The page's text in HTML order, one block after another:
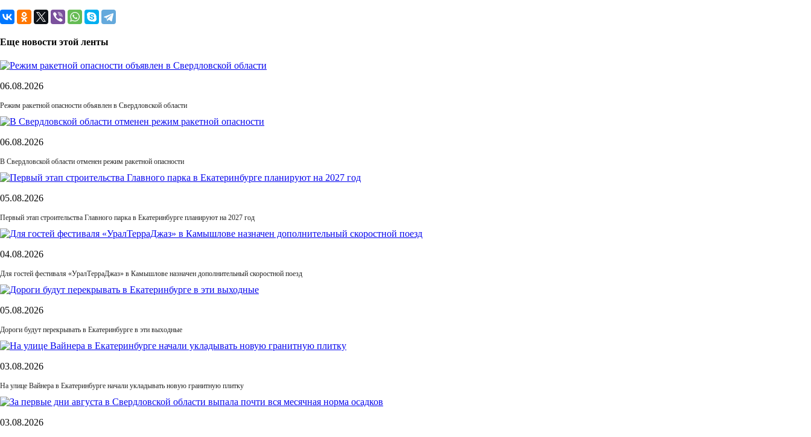
Еще новости этой ленты
06.08.2026
Режим ракетной опасности объявлен в Свердловской области
06.08.2026
В Свердловской области отменен режим ракетной опасности
05.08.2026
Первый этап строительства Главного парка в Екатеринбурге планируют на 2027 год
04.08.2026
Для гостей фестиваля «УралТерраДжаз» в Камышлове назначен дополнительный скоростной поезд
05.08.2026
Дороги будут перекрывать в Екатеринбурге в эти выходные
03.08.2026
На улице Вайнера в Екатеринбурге начали укладывать новую гранитную плитку
03.08.2026